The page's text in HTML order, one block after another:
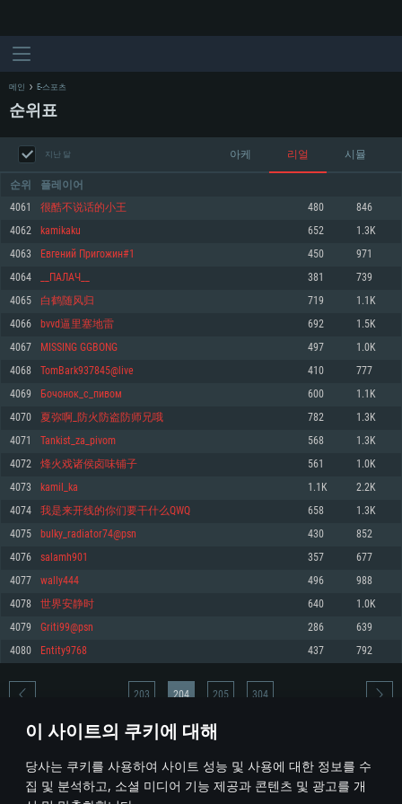
이 사이트의 쿠키에 대해
당사는 쿠키를 사용하여 사이트 성능 및 사용에 대한 정보를 수
집 및 분석하고, 소셜 미디어 기능 제공과 콘텐츠 및 광고를 개
최소사양
운영체제: Windows 10 (64 bit)
프로세서: 2.2 GHz 듀얼코어 이상
메모리: 4GB
그래픽 카드: DirectX 11 이상을 지원하는 AMD Radeon 77XX / NVIDIA
GeForce GT 660. 최소 사양 해상도: 720p
네트워크: 브로드밴드 인터넷
여유 저장 공간: 22.1 GB (최소 클라이언트)
권장 사양
570 혹은 그 이상
여유 저장 공간: 62.2 GB (전체 클라이언트)
최소사양
운영체제: Mac OS Big Sur 11.0
프로세서: 최소 2.2 GHz의 Core i5 (Intel Xeon 은 지원하지 않습니다)
메모리: 6 GB
그래픽 카드: Metal 을 지원하는 Intel Iris Pro 5200 (Mac), 혹은 이와 비슷한 성
능을 가지는 Mac 버전의 AMD/Nvidia. 최소 해상도: 720p
네트워크: 브로드밴드 인터넷
여유 저장 공간: 22.1 GB (최소 클라이언트)
권장 사양
네트워크: 브로드밴드 인터넷
여유 저장 공간: 62.2 GB (전체 클라이언트)
최소사양
운영체제: 64bit Linux 중 최신 버전
프로세서: 2.4 GHz 듀얼코어
메모리: 4 GB
그래픽 카드: Vulkan 을 지원하고, 최신 그래픽 드라이버를 지원하는 NVIDIA
660 (6개월 미만) 혹은 그와 동급의 성능을 가지며 최신 그래픽 드라이버를 지
원하는 AMD (6개월 미만; 최소사양 지원 해상도 720p)
네트워크: 브로드밴드 인터넷
여유 저장 공간: 22.1 GB (최소 클라이언트)
권장 사양
운영체제: Ubuntu 20.04 64bit
프로세서: Intel Core i7
메모리: 16 GB
그래픽 카드: Vulkan 을 지원하고, 최신 그래픽 드라이버를 지원하는 NVIDIA
1060 (6개월 미만) 혹은 그와 동급의 성능을 가지며 최신 그래픽 드라이버를
지원하는 AMD RX 570 (6개월 미만; 최소사양 지원 해상도 720p) 이상
여유 저장 공간: 62.2 GB (전체 클라이언트)
메인 E-스포츠
순위표
지난 달 아케 리얼 시뮬
순위 플레이어
4061 很酷不说话的小王 480 846
4062 kamikaku 652 1.3K
4063 Eвгeний Пpигожин#1 450 971
4064 __ПАЛАЧ__ 381 739
4065 白鹤随风归 719 1.1K
4066 bvvd逼里塞地雷 692 1.5K
4067 MISSING GGBONG 497 1.0K
4068 TomBark937845@live 410 777
4069 Бочонок_с_пивом 600 1.1K
4070 夏弥啊_防火防盗防师兄哦 782 1.3K
4071 Tankist_za_pivom 568 1.3K
4072 烽火戏诸侯卤味铺子 561 1.0K
4073 kamil_ka 1.1K 2.2K
4074 我是来开线的你们要干什么QWQ 658 1.3K
4075 bulky_radiator74@psn 430 852
4076 salamh901 357 677
4077 wally444 496 988
4078 世界安静时 640 1.0K
4079 Griti99@psn 286 639
4080 Entity9768 437 792
* 순위표는 매일 1회 갱신됩니다
203 204 205 304